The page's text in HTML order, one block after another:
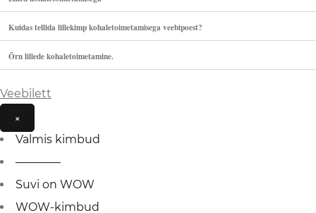
Kuidas tellida lillekimp kohaletoimetamisega veebipoest?
Õrn lillede kohaletoimetamine.
Veebilett
×
Valmis kimbud
————
Suvi on WOW
WOW-kimbud